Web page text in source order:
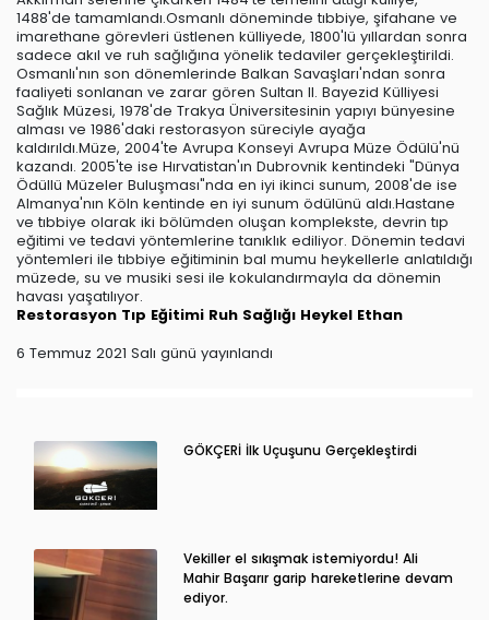
1488'de tamamlandı.Osmanlı döneminde tıbbiye, şifahane ve
imarethane görevleri üstlenen külliyede, 1800'lü yıllardan sonra
sadece akıl ve ruh sağlığına yönelik tedaviler gerçekleştirildi.
Osmanlı'nın son dönemlerinde Balkan Savaşları'ndan sonra
faaliyeti sonlanan ve zarar gören Sultan II. Bayezid Külliyesi
Sağlık Müzesi, 1978'de Trakya Üniversitesinin yapıyı bünyesine
alması ve 1986'daki restorasyon süreciyle ayağa
kaldırıldı.Müze, 2004'te Avrupa Konseyi Avrupa Müze Ödülü'nü
kazandı. 2005'te ise Hırvatistan'ın Dubrovnik kentindeki "Dünya
Ödüllü Müzeler Buluşması"nda en iyi ikinci sunum, 2008'de ise
Almanya'nın Köln kentinde en iyi sunum ödülünü aldı.Hastane
ve tıbbiye olarak iki bölümden oluşan komplekste, devrin tıp
eğitimi ve tedavi yöntemlerine tanıklık ediliyor. Dönemin tedavi
yöntemleri ile tıbbiye eğitiminin bal mumu heykellerle anlatıldığı
müzede, su ve musiki sesi ile kokulandırmayla da dönemin
havası yaşatılıyor.
Restorasyon Tıp Eğitimi Ruh Sağlığı Heykel Ethan
6 Temmuz 2021 Salı günü yayınlandı
GÖKÇERİ İlk Uçuşunu Gerçekleştirdi
Vekiller el sıkışmak istemiyordu! Ali
Mahir Başarır garip hareketlerine devam
ediyor.